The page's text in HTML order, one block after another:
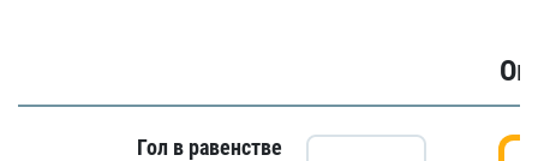
Гол в равенстве